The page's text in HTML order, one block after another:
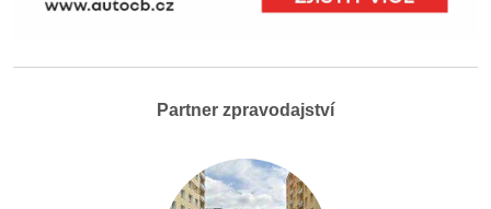
Partner zpravodajství